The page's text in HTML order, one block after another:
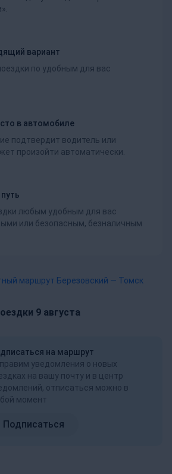
вариант
по удобным для вас
в автомобиле
подтвердит водитель или
произойти автоматически.
любым удобным для вас
или безопасным, безналичным
маршрут Березовский — Томск
9 августа
на маршрут
уведомления о новых
на вашу почту и в центр
отписаться можно в
момент
Подписаться